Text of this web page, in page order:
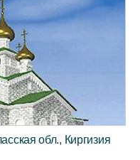
обл., Киргизия